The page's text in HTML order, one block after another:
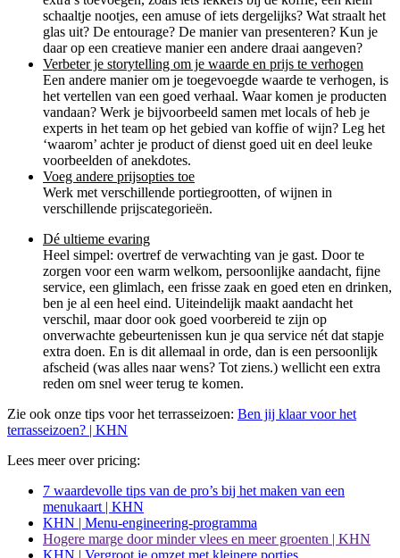
schaaltje nootjes, een amuse of iets dergelijks? Wat straalt het
glas uit? De entourage? De manier van presenteren? Kun je
daar op een creatieve manier een andere draai aangeven?
Verbeter je storytelling om je waarde en prijs te verhogen
Een andere manier om je toegevoegde waarde te verhogen, is
het vertellen van een goed verhaal. Waar komen je producten
vandaan? Werk je bijvoorbeeld samen met locals of heb je
experts in het team op het gebied van koffie of wijn? Leg het
‘waarom’ achter je product of dienst goed uit en deel leuke
voorbeelden of anekdotes.
Voeg andere prijsopties toe
Werk met verschillende portiegrootten, of wijnen in
verschillende prijscategorieën.
Dé ultieme evaring
Heel simpel: overtref de verwachting van je gast. Door te
zorgen voor een warm welkom, persoonlijke aandacht, fijne
service, een glimlach, een frisse zaak en goed eten en drinken,
ben je al een heel eind. Uiteindelijk maakt aandacht het
verschil, maar door ook goed voorbereid te zijn op
onverwachte gebeurtenissen kun je qua service nét dat stapje
extra doen. En is dit allemaal in orde, dan is een persoonlijk
afscheid (was alles naar wens? Tot ziens.) wellicht een extra
reden om snel weer terug te komen.
Zie ook onze tips voor het terrasseizoen: Ben jij klaar voor het
terrasseizoen? | KHN
Lees meer over pricing:
7 waardevolle tips van de pro’s bij het maken van een
menukaart | KHN
KHN | Menu-engineering-programma
Hogere marge door minder vlees en meer groenten | KHN
KHN | Vergroot je omzet met kleinere porties